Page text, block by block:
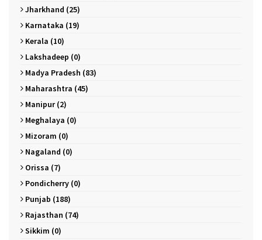
Jharkhand (25)
Karnataka (19)
Kerala (10)
Lakshadeep (0)
Madya Pradesh (83)
Maharashtra (45)
Manipur (2)
Meghalaya (0)
Mizoram (0)
Nagaland (0)
Orissa (7)
Pondicherry (0)
Punjab (188)
Rajasthan (74)
Sikkim (0)